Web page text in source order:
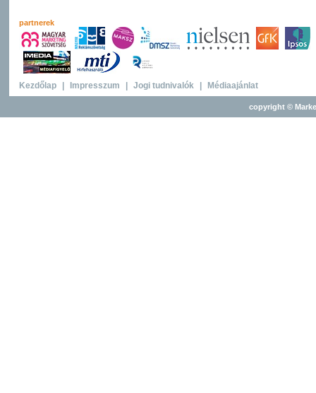
partnerek
Kezdőlap Impresszum Jogi tudnivalók Médiaajánlat
copyright ©